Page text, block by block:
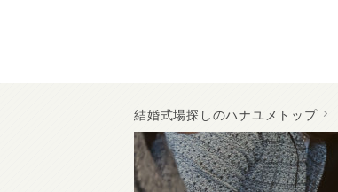
結婚式場探しのハナユメトップ